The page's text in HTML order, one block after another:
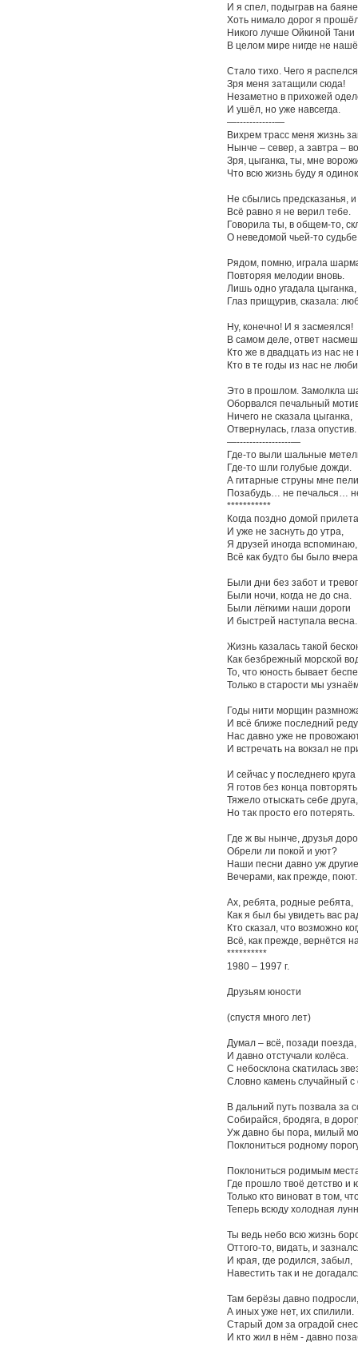
И я спел, подыграв на
Хоть нимало дорог я
Никого лучше Ойкиной Тани
В целом мире нигде не
Стало тихо. Чего я
Зря меня затащили сюда!
Незаметно в прихожей
И ушёл, но уже навсегда.
—------------—
Вихрем трасс меня жизнь
Нынче – север, а завтра –
Зря, цыганка, ты, мне
Что всю жизнь буду я
Не сбылись предсказанья,
Всё равно я не верил тебе.
Говорила ты, в общем-то,
О неведомой чьей-то
Рядом, помню, играла
Повторяя мелодии вновь.
Лишь одно угадала цыганка,
Глаз прищурив, сказала:
Ну, конечно! И я засмеялся!
В самом деле, ответ
Кто же в двадцать из нас
Кто в те годы из нас не
Это в прошлом. Замолкла
Оборвался печальный
Ничего не сказала цыганка,
Отвернулась, глаза опустив.
—-----------------—
Где-то выли шальные
Где-то шли голубые дожди.
А гитарные струны мне
Позабудь… не печалься…
***********
Когда поздно домой
И уже не заснуть до утра,
Я друзей иногда
Всё как будто бы было
Были дни без забот и
Были ночи, когда не до сна.
Были лёгкими наши дороги
И быстрей наступала весна.
Жизнь казалась такой
Как безбрежный морской
То, что юность бывает
Только в старости мы
Годы нити морщин
И всё ближе последний
Нас давно уже не
И встречать на вокзал не
И сейчас у последнего круга
Я готов без конца
Тяжело отыскать себе друга,
Но так просто его потерять.
Где ж вы нынче, друзья
Обрели ли покой и уют?
Наши песни давно уж другие
Вечерами, как прежде, поют.
Ах, ребята, родные ребята,
Как я был бы увидеть вас
Кто сказал, что возможно
Всё, как прежде, вернётся
**********
1980 – 1997 г.
Друзьям юности
(спустя много лет)
Думал – всё, позади поезда,
И давно отстучали колёса.
С небосклона скатилась
Словно камень случайный с
В дальний путь позвала за
Собирайся, бродяга, в
Уж давно бы пора, милый
Поклониться родному
Поклониться родимым
Где прошло твоё детство и
Только кто виноват в том,
Теперь всюду холодная
Ты ведь небо всю жизнь
Оттого-то, видать, и
И края, где родился, забыл,
Навестить так и не
Там берёзы давно подросли,
А иных уже нет, их спилили.
Старый дом за оградой
И кто жил в нём - давно